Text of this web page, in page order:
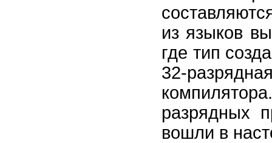
из языков
где тип
32-
разрядных
вошли в